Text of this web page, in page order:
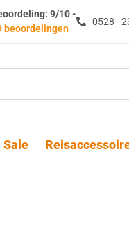
9/10 -
beoordelingen
0528 -
Sale